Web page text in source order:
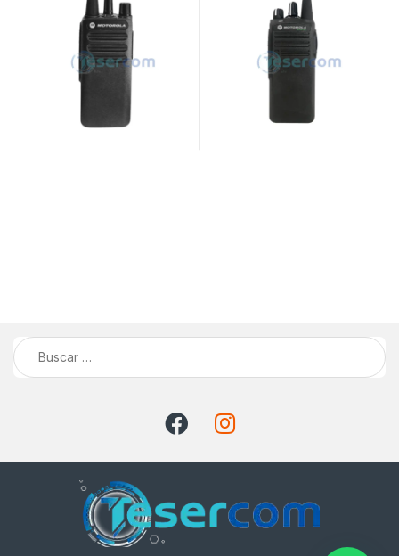
Buscar: